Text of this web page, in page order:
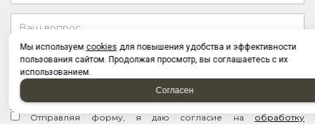
Отправляя форму, я соглашаюсь c
конфиденциальности
Отправляя форму, я даю согласие на обработку
Мы используем cookies для повышения удобства и эффективности
пользования сайтом. Продолжая просмотр, вы соглашаетесь с их
использованием.
Согласен